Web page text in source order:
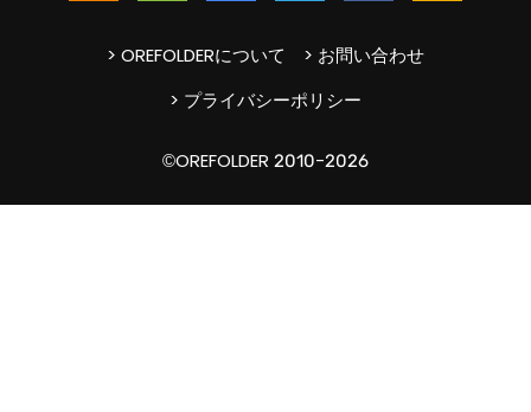
> OREFOLDERについて
> お問い合わせ
> プライバシーポリシー
©OREFOLDER 2010-2026